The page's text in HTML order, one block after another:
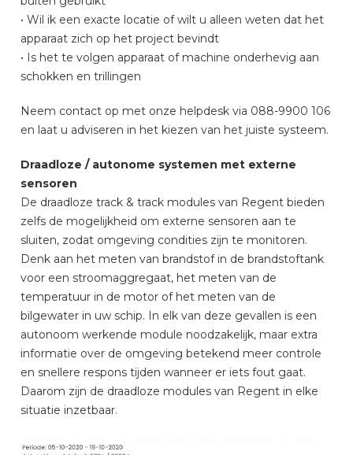
• Wil ik een exacte locatie of wilt u alleen weten dat het
apparaat zich op het project bevindt
• Is het te volgen apparaat of machine onderhevig aan
schokken en trillingen
Neem contact op met onze helpdesk via 088-9900 106
en laat u adviseren in het kiezen van het juiste systeem.
Draadloze / autonome systemen met externe
sensoren
De draadloze track & track modules van Regent bieden
zelfs de mogelijkheid om externe sensoren aan te
sluiten, zodat omgeving condities zijn te monitoren.
Denk aan het meten van brandstof in de brandstoftank
voor een stroomaggregaat, het meten van de
temperatuur in de motor of het meten van de
bilgewater in uw schip. In elk van deze gevallen is een
autonoom werkende module noodzakelijk, maar extra
informatie over de omgeving betekend meer controle
en snellere respons tijden wanneer er iets fout gaat.
Daarom zijn de draadloze modules van Regent in elke
situatie inzetbaar.